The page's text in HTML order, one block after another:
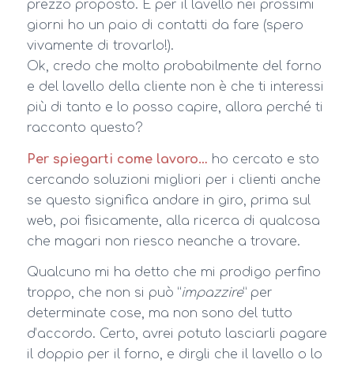
prezzo proposto. E per il lavello nei prossimi
giorni ho un paio di contatti da fare (spero
vivamente di trovarlo!).
Ok, credo che molto probabilmente del forno
e del lavello della cliente non è che ti interessi
più di tanto e lo posso capire, allora perché ti
racconto questo?
Per spiegarti come lavoro… ho cercato e sto
cercando soluzioni migliori per i clienti anche
se questo significa andare in giro, prima sul
web, poi fisicamente, alla ricerca di qualcosa
che magari non riesco neanche a trovare.
Qualcuno mi ha detto che mi prodigo perfino
troppo, che non si può “impazzire” per
determinate cose, ma non sono del tutto
d’accordo. Certo, avrei potuto lasciarli pagare
il doppio per il forno, e dirgli che il lavello o lo